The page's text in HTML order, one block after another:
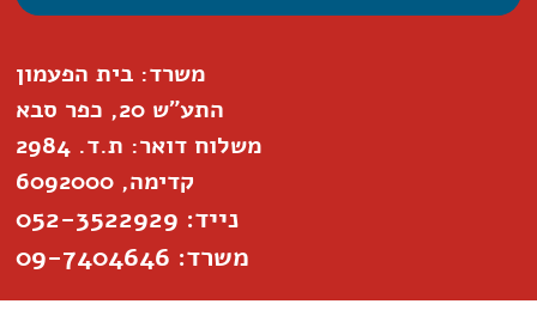
משרד: בית הפעמון
התע"ש 20, כפר סבא
משלוח דואר: ת.ד. 2984
קדימה, 6092000
נייד: 052-3522929
משרד: 09-7404646